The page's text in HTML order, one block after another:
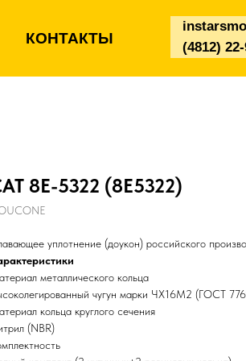
КОНТАКТЫ
(4812)
8E-5322 (8E5322)
уплотнение (доукон) российского
металлического кольца
чугун марки ЧХ16М2 (ГОСТ
кольца круглого сечения
(NBR)